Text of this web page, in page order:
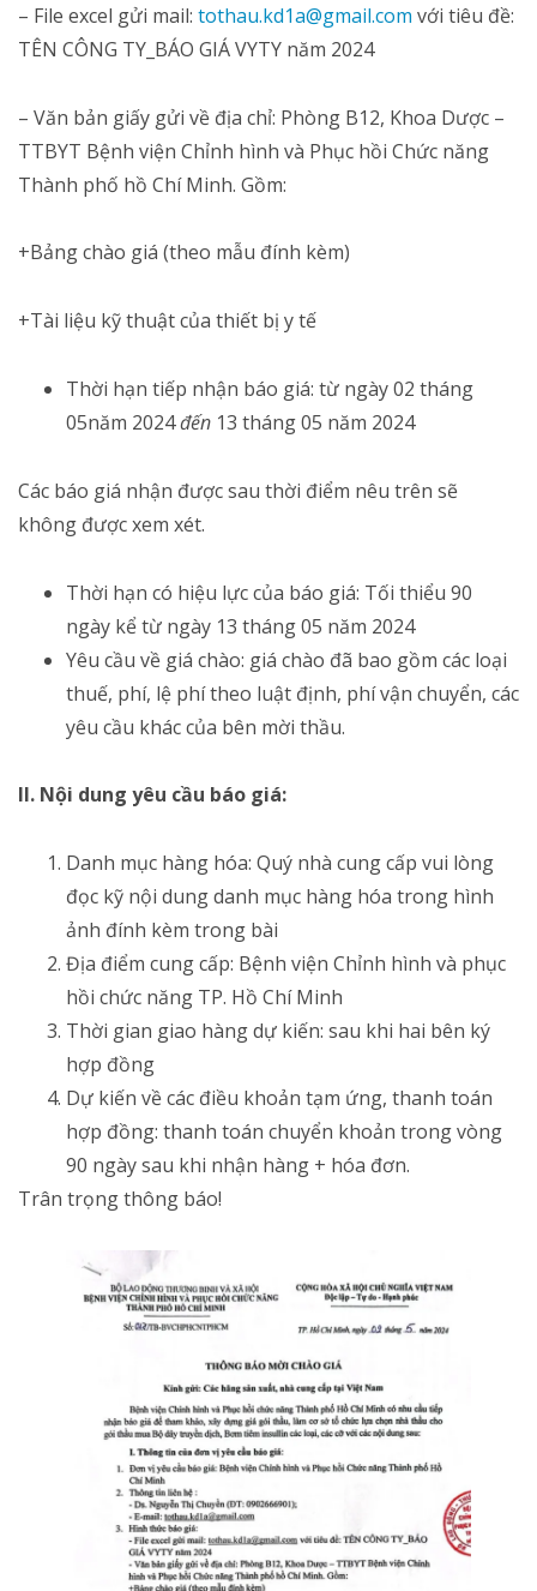
– File excel gửi mail: tothau.kd1a@gmail.com với tiêu đề:
TÊN CÔNG TY_BÁO GIÁ VYTY năm 2024
– Văn bản giấy gửi về địa chỉ: Phòng B12, Khoa Dược –
TTBYT Bệnh viện Chỉnh hình và Phục hồi Chức năng
Thành phố hồ Chí Minh. Gồm:
+Bảng chào giá (theo mẫu đính kèm)
+Tài liệu kỹ thuật của thiết bị y tế
Thời hạn tiếp nhận báo giá: từ ngày 02 tháng
05năm 2024đến 13 tháng 05 năm 2024
Các báo giá nhận được sau thời điểm nêu trên sẽ
không được xem xét.
Thời hạn có hiệu lực của báo giá: Tối thiểu 90
ngày kể từ ngày 13 tháng 05 năm 2024
Yêu cầu về giá chào: giá chào đã bao gồm các loại
thuế, phí, lệ phí theo luật định, phí vận chuyển, các
yêu cầu khác của bên mời thầu.
II. Nội dung yêu cầu báo giá:
Danh mục hàng hóa: Quý nhà cung cấp vui lòng
đọc kỹ nội dung danh mục hàng hóa trong hình
ảnh đính kèm trong bài
Địa điểm cung cấp: Bệnh viện Chỉnh hình và phục
hồi chức năng TP. Hồ Chí Minh
Thời gian giao hàng dự kiến: sau khi hai bên ký
hợp đồng
Dự kiến về các điều khoản tạm ứng, thanh toán
hợp đồng: thanh toán chuyển khoản trong vòng
90 ngày sau khi nhận hàng + hóa đơn.
Trân trọng thông báo!